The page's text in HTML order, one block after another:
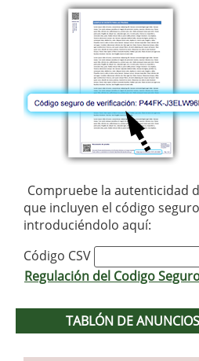
Compruebe la autenticidad
que incluyen el código
introduciéndolo aquí:
Código CSV
Regulación del Codigo
TABLÓN DE